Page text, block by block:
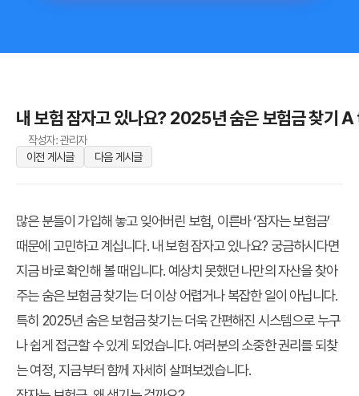
내 보험 잠자고 있나요? 2025년 숨은 보험금 찾기
작성자: 관리자
이전 게시글
다음 게시글
많은 분들이 가입해 놓고 잊어버린 보험, 이른바 ‘잠자는 보험금’
때문에 고민하고 계십니다.내 보험 잠자고 있나요? 궁금하시다면
지금 바로 확인해 볼 때입니다. 예상치 못했던 나만의 자산을 찾아
주는숨은 보험금 찾기 는 더 이상 어렵거나 복잡한 일이 아닙니다.
특히 2025년 숨은 보험금 찾기 는 더욱 간편해진 시스템으로 누구
나 쉽게 접근할 수 있게 되었습니다. 여러분의 소중한 권리를 되찾
는 여정, 지금부터 함께 자세히 살펴보겠습니다.